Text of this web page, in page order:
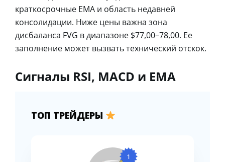
краткосрочные EMA и область недавней
консолидации. Ниже цены важна зона
дисбаланса FVG в диапазоне $77,00–78,00. Ее
заполнение может вызвать технический отскок.
Сигналы RSI, MACD и EMA
ТОП ТРЕЙДЕРЫ
1